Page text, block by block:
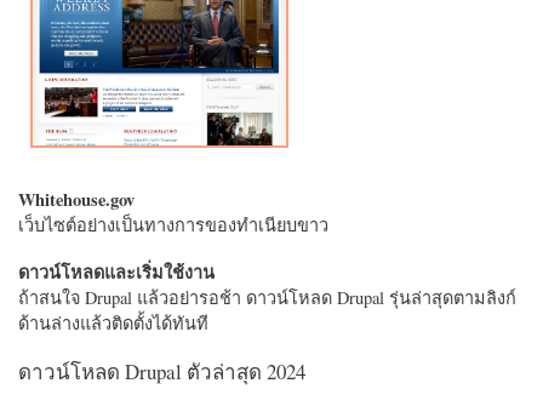
Whitehouse.gov
เว็บไซต์อย่างเป็นทางการของทำเนียบขาว
ดาวน์โหลดและเริ่มใช้งาน
ถ้าสนใจ Drupal แล้วอย่ารอช้า ดาวน์โหลด Drupal รุ่นล่าสุดตามลิงก์
ด้านล่างแล้วติดตั้งได้ทันที
ดาวน์โหลด Drupal ตัวล่าสุด 2024